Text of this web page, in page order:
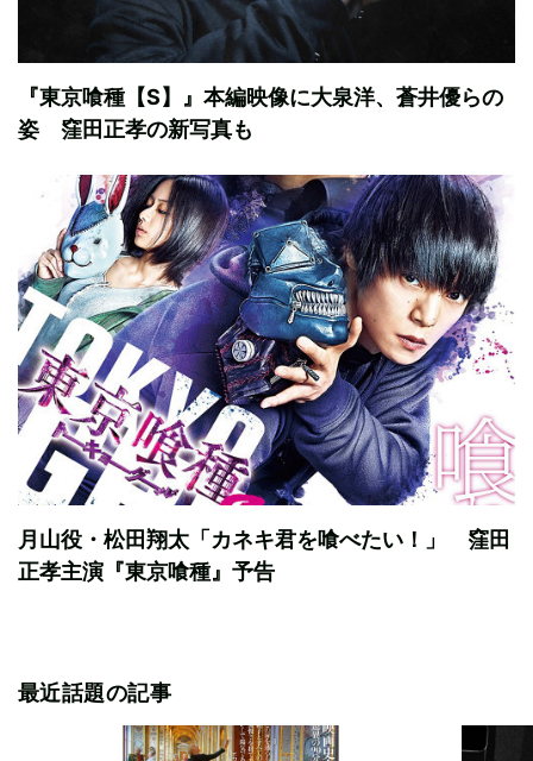
『東京喰種【S】』本編映像に大泉洋、蒼井優らの
姿 窪田正孝の新写真も
月山役・松田翔太「カネキ君を喰べたい！」 窪田
正孝主演『東京喰種』予告
最近話題の記事